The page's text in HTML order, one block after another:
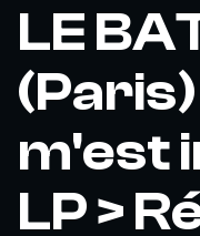
LE
m'est
LP >